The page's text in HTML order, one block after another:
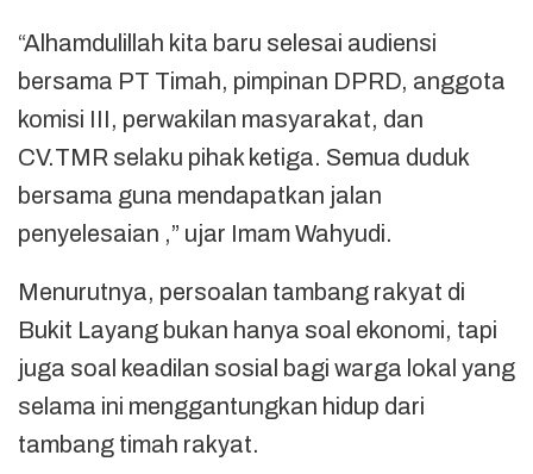
“Alhamdulillah kita baru selesai audiensi
bersama PT Timah, pimpinan DPRD, anggota
komisi III, perwakilan masyarakat, dan
CV.TMR selaku pihak ketiga. Semua duduk
bersama guna mendapatkan jalan
penyelesaian ,” ujar Imam Wahyudi.
Menurutnya, persoalan tambang rakyat di
Bukit Layang bukan hanya soal ekonomi, tapi
juga soal keadilan sosial bagi warga lokal yang
selama ini menggantungkan hidup dari
tambang timah rakyat.